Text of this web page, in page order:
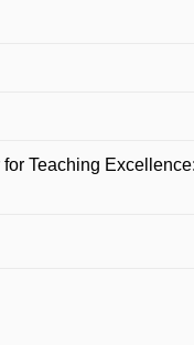
Teaching